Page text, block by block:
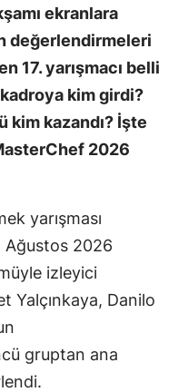
ekranlara
değerlendirmeleri
17. yarışmacı belli
kim girdi?
kim kazandı? İşte
2026
yarışması
Ağustos 2026
izleyici
Yalçınkaya, Danilo
gruptan ana